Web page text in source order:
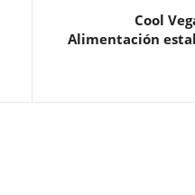
Cool
Alimentación